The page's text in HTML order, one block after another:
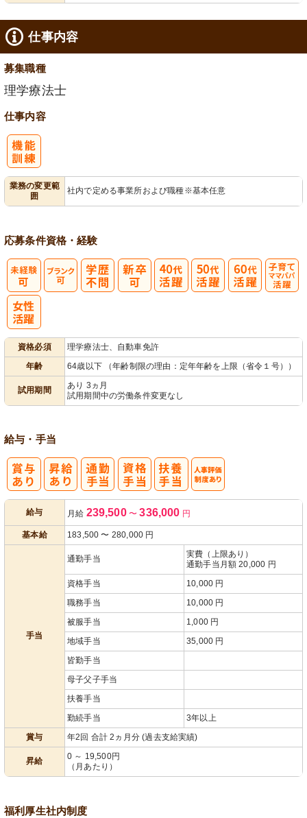
仕事内容
募集職種
理学療法士
仕事内容
業務の変更範
囲
社内で定める事業所および職種※基本任意
応募条件資格・経験
資格必須
理学療法士、自動車免許
年齢
64歳以下 （年齢制限の理由：定年年齢を上限（省令１号））
試用期間
あり 3ヵ月
試用期間中の労働条件変更なし
給与・手当
給与 月給 239,500 〜 336,000 円
基本給 183,500 〜 280,000 円
手当
通勤手当
実費（上限あり）
通勤手当月額 20,000 円
資格手当
10,000 円
職務手当
10,000 円
被服手当
1,000 円
地域手当
35,000 円
皆勤手当
母子父子手当
扶養手当
勤続手当
3年以上
賞与
年2回 合計 2ヵ月分 (過去支給実績)
昇給
0 ～ 19,500円
（月あたり）
福利厚生社内制度